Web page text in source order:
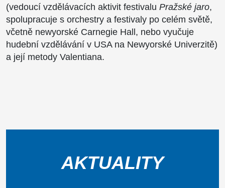
(vedoucí vzdělávacích aktivit festivalu Pražské jaro,
spolupracuje s orchestry a festivaly po celém světě,
včetně newyorské Carnegie Hall, nebo vyučuje
hudební vzdělávání v USA na Newyorské Univerzitě)
a její metody Valentiana.
AKTUALITY